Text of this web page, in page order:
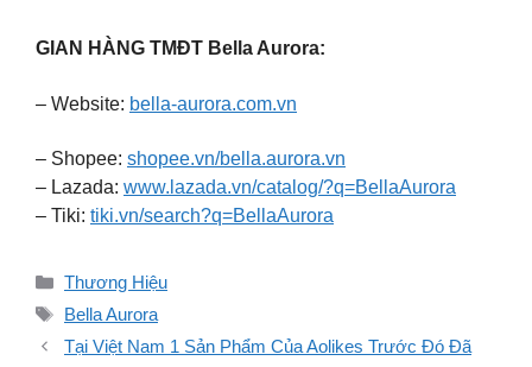
GIAN HÀNG TMĐT Bella Aurora:
– Website: bella-aurora.com.vn
– Shopee: shopee.vn/bella.aurora.vn
– Lazada: www.lazada.vn/catalog/?q=BellaAurora
– Tiki: tiki.vn/search?q=BellaAurora
Danh
mục
Thương Hiệu
Thẻ
Bella Aurora
Tại Việt Nam 1 Sản Phẩm Của Aolikes Trước Đó Đã